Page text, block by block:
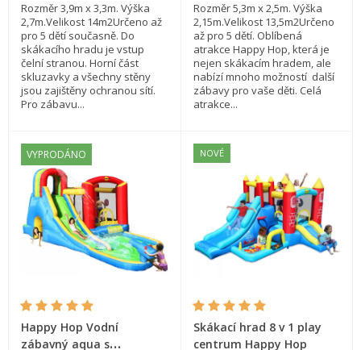
Rozměr 3,9m x 3,3m. Výška
2,7m.Velikost 14m2Určeno až
pro 5 dětí současně. Do
skákacího hradu je vstup
čelní stranou. Horní část
skluzavky a všechny stěny
jsou zajištěny ochranou sítí.
Pro zábavu...
Rozměr 5,3m x 2,5m. Výška
2,15m.Velikost 13,5m2Určeno
až pro 5 dětí. Oblíbená
atrakce Happy Hop, která je
nejen skákacím hradem, ale
nabízí mnoho možností další
zábavy pro vaše děti. Celá
atrakce...
VYPRODÁNO
Happy Hop Vodní
zábavný aqua s
NOVÉ
Skákací hrad 8 v 1 play
centrum Happy Hop